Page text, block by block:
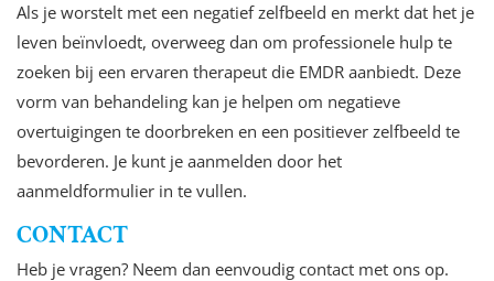
Als je worstelt met een negatief zelfbeeld en merkt dat het je
leven beïnvloedt, overweeg dan om professionele hulp te
zoeken bij een ervaren therapeut die EMDR aanbiedt. Deze
vorm van behandeling kan je helpen om negatieve
overtuigingen te doorbreken en een positiever zelfbeeld te
bevorderen. Je kunt je aanmelden door het
aanmeldformulier in te vullen.
CONTACT
Heb je vragen? Neem dan eenvoudig contact met ons op.